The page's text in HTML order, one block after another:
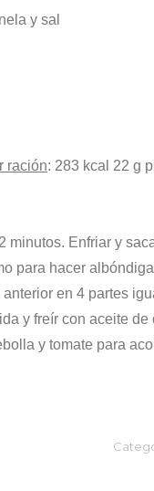
y sal
ración: 283 kcal 22 g
minutos. Enfriar y
para hacer
en 4 partes
y freír con aceite
y tomate para